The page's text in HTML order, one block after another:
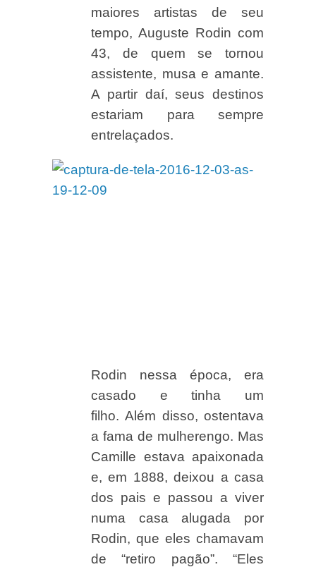
maiores artistas de seu
tempo, Auguste Rodin com
43, de quem se tornou
assistente, musa e amante.
A partir daí, seus destinos
estariam para sempre
entrelaçados.
Rodin nessa época, era
casado e tinha um
filho.Além disso, ostentava
a fama de mulherengo. Mas
Camille estava apaixonada
e, em 1888, deixou a casa
dos pais e passou a viver
numa casa alugada por
Rodin, que eles chamavam
de “retiro pagão”. “Eles